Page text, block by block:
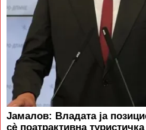
Јамалов: Владата ја
сè поатрактивна